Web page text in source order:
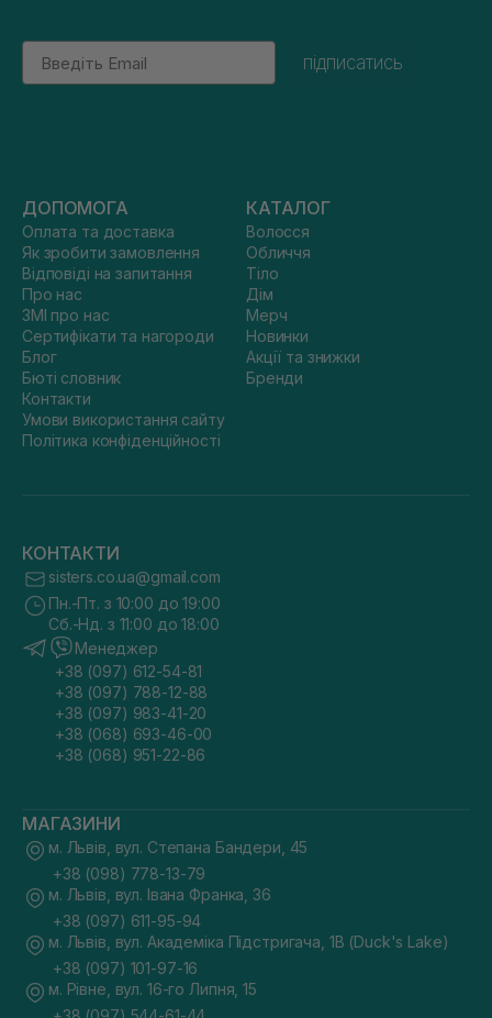
Email
підписатись
ДОПОМОГА
Оплата та доставка
Як зробити замовлення
Відповіді на запитання
Про нас
ЗМІ про нас
Сертифікати та нагороди
Блог
Бюті словник
Контакти
Умови використання сайту
Політика конфіденційності
КАТАЛОГ
Волосся
Обличчя
Тіло
Дім
Мерч
Новинки
Акції та знижки
Бренди
КОНТАКТИ
sisters.co.ua@gmail.com
Пн.-Пт. з 10:00 до 19:00
Сб.-Нд. з 11:00 до 18:00
Менеджер
+38 (097) 612-54-81
+38 (097) 788-12-88
+38 (097) 983-41-20
+38 (068) 693-46-00
+38 (068) 951-22-86
МАГАЗИНИ
м. Львів, вул. Степана Бандери, 45
+38 (098) 778-13-79
м. Львів, вул. Івана Франка, 36
+38 (097) 611-95-94
м. Львів, вул. Академіка Підстригача, 1В (Duck's Lake)
+38 (097) 101-97-16
м. Рівне, вул. 16-го Липня, 15